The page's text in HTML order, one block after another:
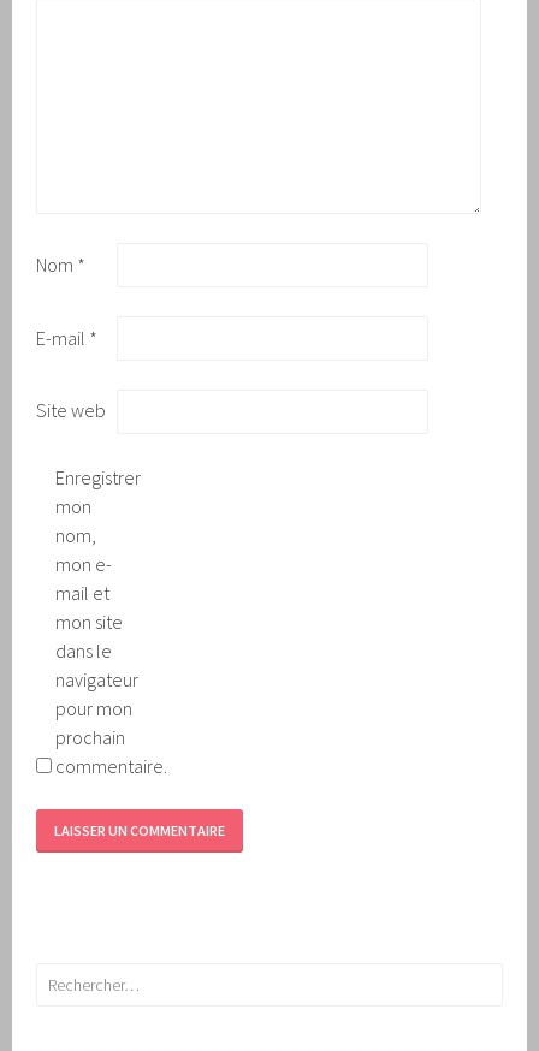
Nom *
E-mail *
Site web
Enregistrer
mon
nom,
mon e-
mail et
mon site
dans le
navigateur
pour mon
prochain
commentaire.
Rechercher :